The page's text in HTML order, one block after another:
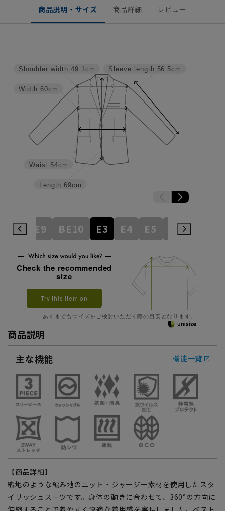
商品説明・サイズ 商品詳細 レビュー
Sleeve length 56.5cm
Length 69cm
Waist 54cm
Width 60cm
Shoulder width 49.1cm
BE9 BE10 E3 E4 E5 E6
Check the recommended
size
Try this item on
あくまでもサイズをご検討いただく際の目安となります。
商品説明
主な機能
機能一覧
【商品詳細】
織地のような編み地のニット・ジャージー素材を使用したスタ
イリッシュスーツです。身体の動きに合わせて、360°の方向に